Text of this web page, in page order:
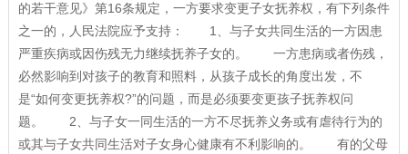
的若干意见》第16条规定，一方要求变更子女抚养权，有下列条件
之一的，人民法院应予支持： 1、与子女共同生活的一方因患
严重疾病或因伤残无力继续抚养子女的。 一方患病或者伤残，
必然影响到对孩子的教育和照料，从孩子成长的角度出发，不
是“如何变更抚养权?”的问题，而是必须要变更孩子抚养权问
题。 2、与子女一同生活的一方不尽抚养义务或有虐待行为的
或其与子女共同生活对子女身心健康有不利影响的。 有的父母